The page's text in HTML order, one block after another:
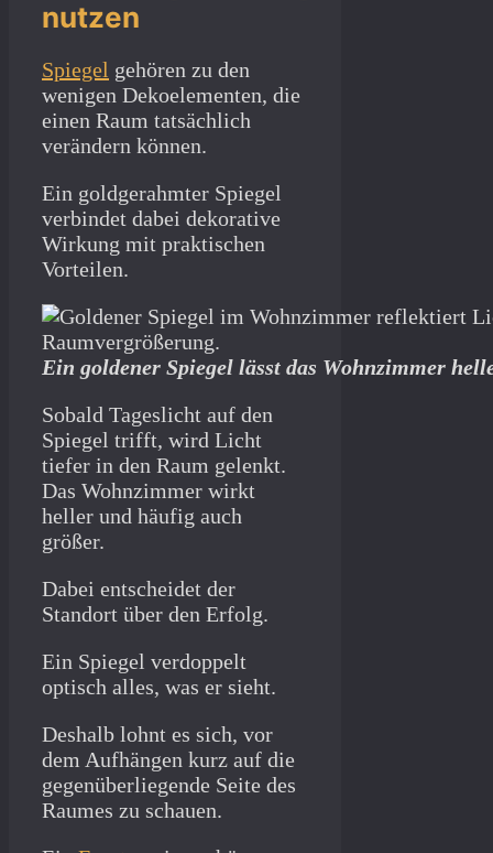
nutzen
Spiegel gehören zu den
wenigen Dekoelementen, die
einen Raum tatsächlich
verändern können.
Ein goldgerahmter Spiegel
verbindet dabei dekorative
Wirkung mit praktischen
Vorteilen.
Ein goldener Spiegel lässt das Wohnzimmer
Sobald Tageslicht auf den
Spiegel trifft, wird Licht
tiefer in den Raum gelenkt.
Das Wohnzimmer wirkt
heller und häufig auch
größer.
Dabei entscheidet der
Standort über den Erfolg.
Ein Spiegel verdoppelt
optisch alles, was er sieht.
Deshalb lohnt es sich, vor
dem Aufhängen kurz auf die
gegenüberliegende Seite des
Raumes zu schauen.